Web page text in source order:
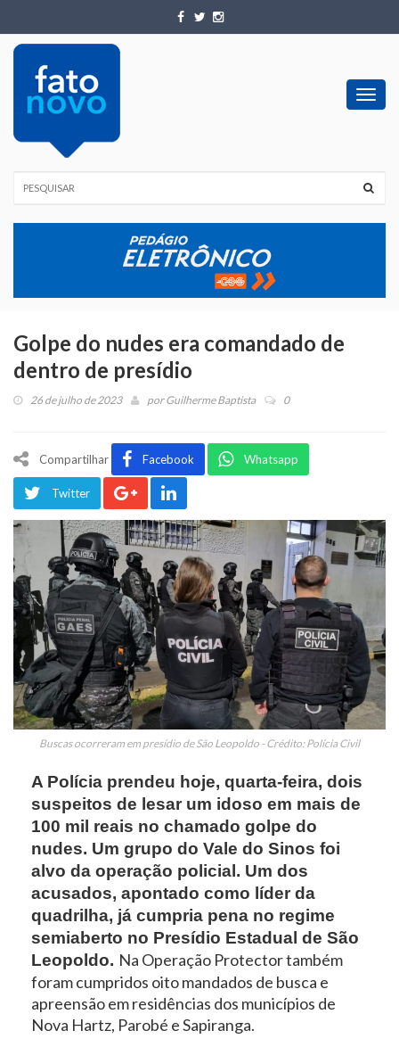
Golpe do nudes era comandado de
dentro de presídio
26 de julho de 2023 porGuilherme Baptista 0
Compartilhar Facebook Whatsapp
Twitter
Buscas ocorreram em presídio de São Leopoldo - Crédito: Polícia Civil
A Polícia prendeu hoje, quarta-feira, dois
suspeitos de lesar um idoso em mais de
100 mil reais no chamado golpe do
nudes. Um grupo do Vale do Sinos foi
alvo da operação policial. Um dos
acusados, apontado como líder da
quadrilha, já cumpria pena no regime
semiaberto no Presídio Estadual de São
Leopoldo. Na Operação Protector também
foram cumpridos oito mandados de busca e
apreensão em residências dos municípios de
Nova Hartz, Parobé e Sapiranga.